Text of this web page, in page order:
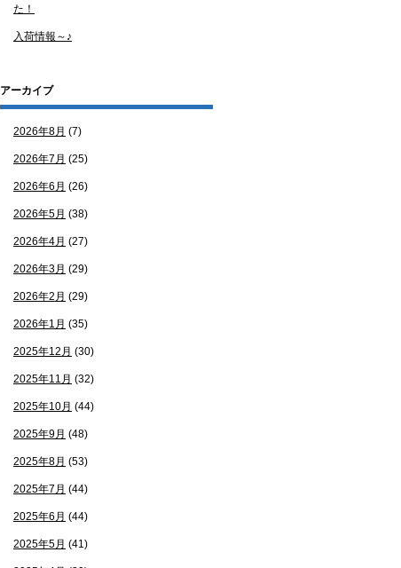
た！
入荷情報～♪
アーカイブ
2026年8月 (7)
2026年7月 (25)
2026年6月 (26)
2026年5月 (38)
2026年4月 (27)
2026年3月 (29)
2026年2月 (29)
2026年1月 (35)
2025年12月 (30)
2025年11月 (32)
2025年10月 (44)
2025年9月 (48)
2025年8月 (53)
2025年7月 (44)
2025年6月 (44)
2025年5月 (41)